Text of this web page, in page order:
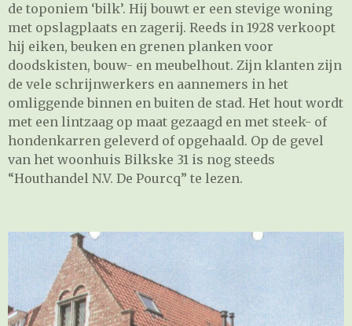
de toponiem ‘bilk’. Hij bouwt er een stevige woning
met opslagplaats en zagerij. Reeds in 1928 verkoopt
hij eiken, beuken en grenen planken voor
doodskisten, bouw- en meubelhout. Zijn klanten zijn
de vele schrijnwerkers en aannemers in het
omliggende binnen en buiten de stad. Het hout wordt
met een lintzaag op maat gezaagd en met steek- of
hondenkarren geleverd of opgehaald. Op de gevel
van het woonhuis Bilkske 31 is nog steeds
“Houthandel N.V. De Pourcq” te lezen.